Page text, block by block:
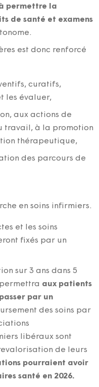
permettre la
de santé et examens
est donc renforcé
curatifs,
les évaluer,
aux actions de
travail, à la promotion
thérapeutique,
des parcours de
en soins infirmiers.
et les soins
fixés par un
sur 3 ans dans 5
aux patients
par un
des soins par
libéraux sont
de leurs
pourraient avoir
santé en 2026.